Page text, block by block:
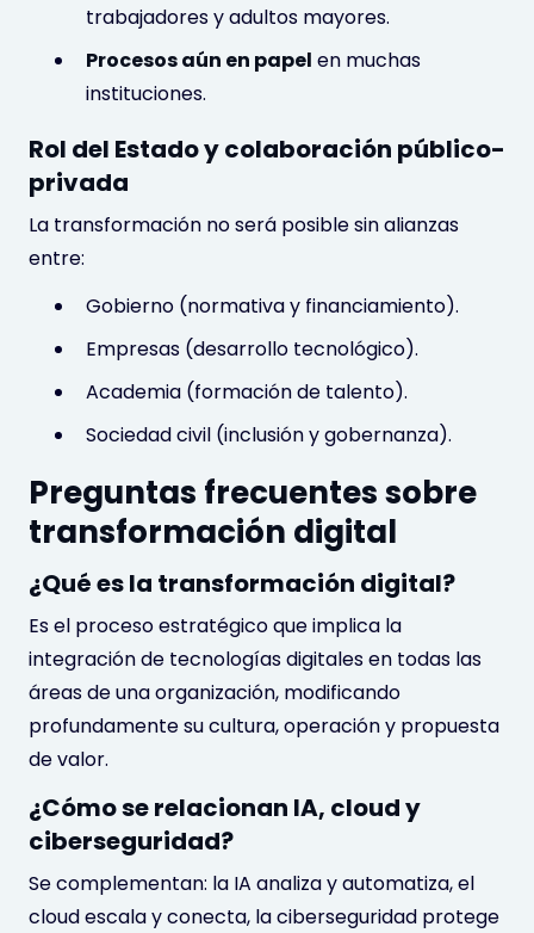
trabajadores y adultos mayores.
Procesos aún en papel en muchas
instituciones.
Rol del Estado y colaboración público-
privada
La transformación no será posible sin alianzas
entre:
Gobierno (normativa y financiamiento).
Empresas (desarrollo tecnológico).
Academia (formación de talento).
Sociedad civil (inclusión y gobernanza).
Preguntas frecuentes sobre
transformación digital
¿Qué es la transformación digital?
Es el proceso estratégico que implica la
integración de tecnologías digitales en todas las
áreas de una organización, modificando
profundamente su cultura, operación y propuesta
de valor.
¿Cómo se relacionan IA, cloud y
ciberseguridad?
Se complementan: la IA analiza y automatiza, el
cloud escala y conecta, la ciberseguridad protege